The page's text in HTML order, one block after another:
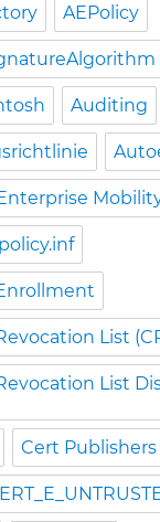
AEPolicy
Auditing
List
List
Cert Publishers